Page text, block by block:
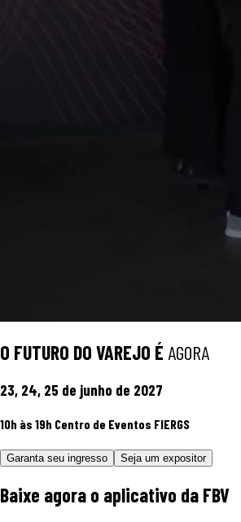
O FUTURO DO VAREJO É AGORA
23, 24, 25 de junho de 2027
10h às 19h Centro de Eventos FIERGS
Garanta seu ingresso Seja um expositor
Baixe agora o aplicativo da FBV